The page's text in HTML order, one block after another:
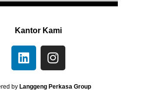
Kantor Kami
L
i
n
k
I
n
s
t
by Langgeng Perkasa Group